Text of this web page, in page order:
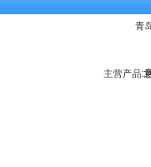
青
主营产品: